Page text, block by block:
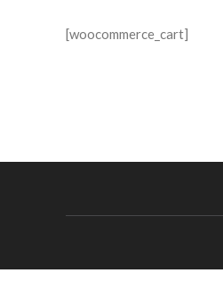
[woocommerce_cart]